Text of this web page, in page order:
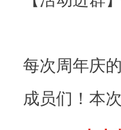
每次周年庆
成员们！本